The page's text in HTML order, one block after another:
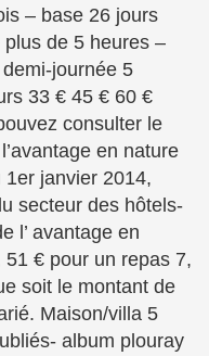
– base 26 jours
de 5 heures –
journée 5
33 € 45 € 60 €
consulter le
en nature
janvier 2014,
secteur des hôtels-
l’ avantage en
€ pour un repas 7,
soit le montant de
Maison/villa 5
album plouray